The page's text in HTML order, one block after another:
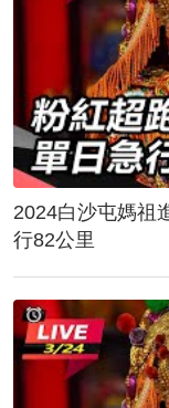
2024白沙屯媽祖進
行82公里